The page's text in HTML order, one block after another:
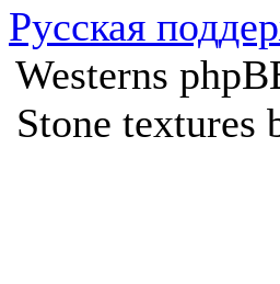
Русская
Westerns
Stone textures